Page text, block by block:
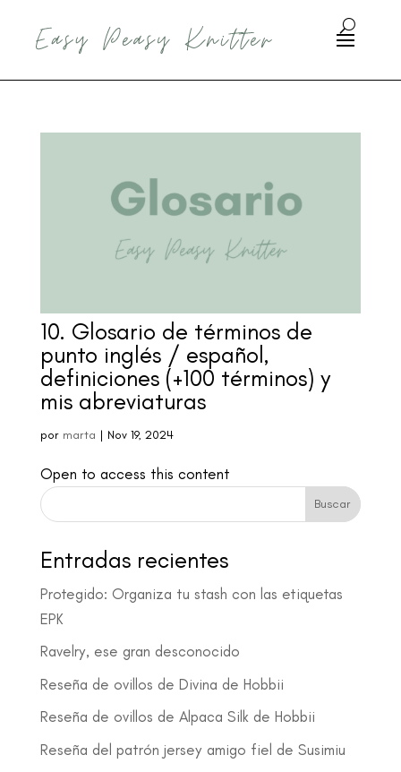
10. Glosario de términos de
punto inglés / español,
definiciones (+100 términos) y
mis abreviaturas
por marta | Nov 19, 2024
Open to access this content
Buscar
Entradas recientes
Protegido: Organiza tu stash con las etiquetas
EPK
Ravelry, ese gran desconocido
Reseña de ovillos de Divina de Hobbii
Reseña de ovillos de Alpaca Silk de Hobbii
Reseña del patrón jersey amigo fiel de Susimiu